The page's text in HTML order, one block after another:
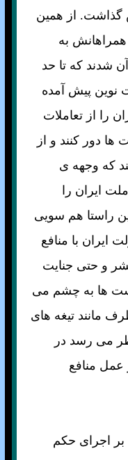
گذاشت. از همين
همراهانش به
شدند كه تا حد
نوين پيش آمده
را از تعاملات
دور كنند و از
كه وجهه ی
ايران را
راستا هم سويی
ايران با منافع
و حتی جنايت
ها به چشم می
مانند تيغه های
می رسد در
عمل منافع
بر اجرای حكم